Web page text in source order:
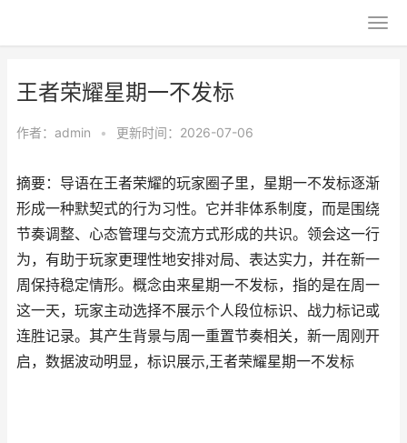
王者荣耀星期一不发标
作者： admin • 更新时间：2026-07-06
摘要：导语在王者荣耀的玩家圈子里，星期一不发标逐渐
形成一种默契式的行为习性。它并非体系制度，而是围绕
节奏调整、心态管理与交流方式形成的共识。领会这一行
为，有助于玩家更理性地安排对局、表达实力，并在新一
周保持稳定情形。概念由来星期一不发标，指的是在周一
这一天，玩家主动选择不展示个人段位标识、战力标记或
连胜记录。其产生背景与周一重置节奏相关，新一周刚开
启，数据波动明显，标识展示,王者荣耀星期一不发标